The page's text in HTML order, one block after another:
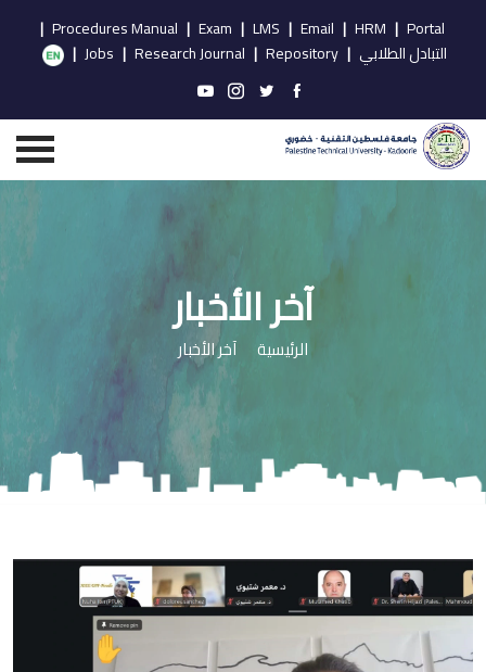
Portal
|
HRM
|
Email
|
LMS
|
Exam
|
Procedures Manual
|
التبادل الطلابي |
Repository
|
Research Journal
|
Jobs
|
آخر الأخبار
الرئيسية آخر الأخبار